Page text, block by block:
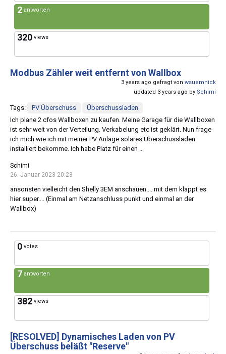
2 antworten
320 views
Modbus Zähler weit entfernt von Wallbox
3 years ago gefragt von wsuemnick
updated 3 years ago by Schimi
Tags: PV Überschuss
Überschussladen
Ich plane 2 cfos Wallboxen zu kaufen. Meine Garage für die Wallboxen
ist sehr weit von der Verteilung. Verkabelung etc ist geklärt. Nun frage
ich mich wie ich mit meiner PV Anlage solares Überschussladen
installiert bekomme. Ich habe Platz für einen ...
Schimi
26. Januar 2023 20:23
ansonsten vielleicht den Shelly 3EM anschauen.... mit dem klappt es
hier super.... (Einmal am Netzanschluss punkt und einmal an der
Wallbox)
0 votes
7 antworten
382 views
[RESOLVED] Dynamisches Laden von PV
Überschuss beläßt "Reserve"